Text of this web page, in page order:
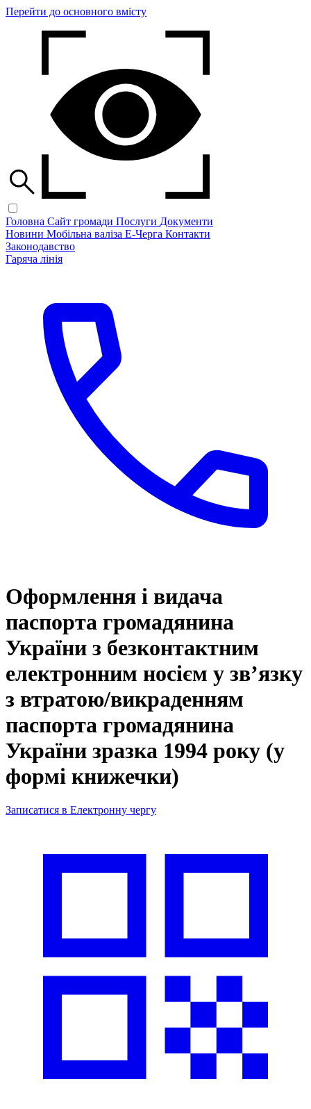
Перейти до основного вмісту
Головна Сайт громади Послуги Документи
Новини Мобільна валіза Е-Черга Контакти
Законодавство
Гаряча лінія
Оформлення і видача
паспорта громадянина
України з безконтактним
електронним носієм у зв’язку
з втратою/викраденням
паспорта громадянина
України зразка 1994 року (у
формі книжечки)
Записатися в Електронну чергу